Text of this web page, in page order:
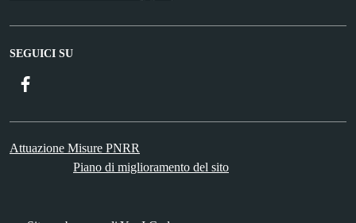
SEGUICI SU
Attuazione Misure PNRR
Piano di miglioramento del sito